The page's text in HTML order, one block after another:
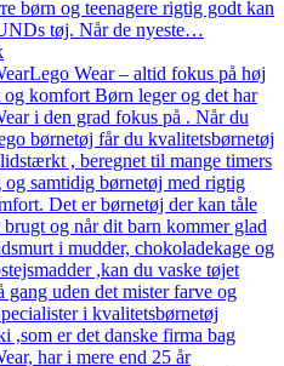
børn og teenagere rigtig godt kan
tøj. Når de nyeste…
Lego Wear – altid fokus på høj
komfort Børn leger og det har
i den grad fokus på . Når du
børnetøj får du kvalitetsbørnetøj
, beregnet til mange timers
og samtidig børnetøj med rigtig
Det er børnetøj der kan tåle
og når dit barn kommer glad
i mudder, chokoladekage og
,kan du vaske tøjet
gang uden det mister farve og
i kvalitetsbørnetøj
,som er det danske firma bag
har i mere end 25 år